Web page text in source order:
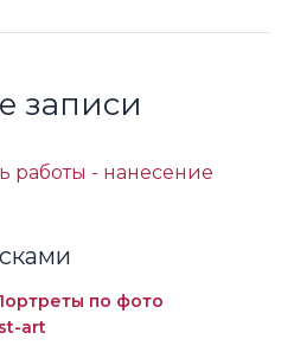
записи
по фото
art